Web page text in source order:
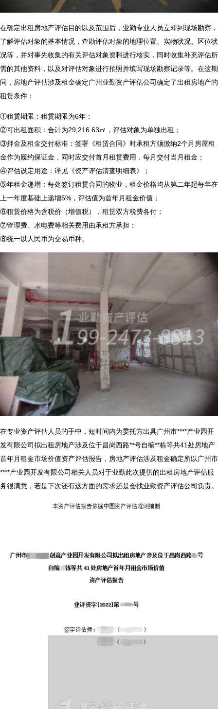
在确定出租房地产评估目的以及范围后，业勤专业人员立即到现场勘察，
了解评估对象的基本情况，查勘评估对象的地理位置、实物状况、区位状
况等，并对事先收集的有关评估对象资料进行核实，同时收集补充评估所
需的其他资料，以及对评估对象进行拍照并填写现场勘察记录等。在这期
间， 房地产评估涉及租金确定广州业勤资产评估公司确定了出租房地产的
租赁条件：
①租赁期限：租赁期限为6年；
②可出租面积：合计为29,216.63㎡，评估对象为单独出租；
③押金及租金交付标准：签署《租赁合同》时承租方须缴纳2个月房屋租
金作为履约保证金，同时应交付首月租赁费用，每月交付当月租金；
④评估设定用途：详见《资产评估清查明细表》；
⑤年租金递增：每处签订租赁合同的物业，租金价格均从第二年起每年在
上一年度基础上递增5%，评估值为首年月租金价值；
⑥租赁价格为含税价（增值税），租赁双方税费各付；
⑦管理费、水电费等相关费用由承租方承担；
⑧统一以人民币为交易币种。
在专业资产评估人员的手中，短时间内为委托方出具广州市****产业园开
发有限公司拟出租房地产涉及位于昌岗西路**号自编**栋等共41处房地产
首年月租金市场价值资产评估报告， 房地产评估涉及租金确定所以广州市
****产业园开发有限公司相关人员对于业勤此次提供的出租房地产评估服
务很满意，若是下次还有这方面的需求还是会找业勤资产评估公司负责。